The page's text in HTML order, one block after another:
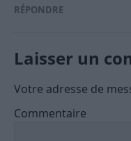
RÉPONDRE
Laisser un
Votre adresse de
Commentaire